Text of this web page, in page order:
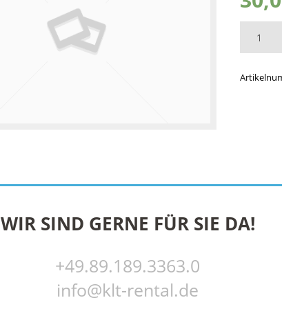
WIR SIND GERNE FÜR SIE DA!
+49.89.189.3363.0
info@klt-rental.de